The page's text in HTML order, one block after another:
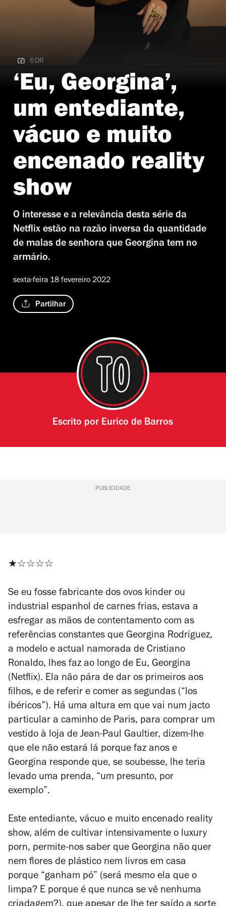
©DR | Eu, Georgina
©DR
‘Eu, Georgina’,
um entediante,
vácuo e muito
encenado reality
show
O interesse e a relevância desta série da
Netflix estão na razão inversa da quantidade
de malas de senhora que Georgina tem no
armário.
sexta-feira 18 fevereiro 2022
Partilhar
Escrito por Eurico de Barros
PUBLICIDADE
★☆☆☆☆
Se eu fosse fabricante dos ovos kinder ou
industrial espanhol de carnes frias, estava a
esfregar as mãos de contentamento com as
referências constantes que Georgina Rodríguez,
a modelo e actual namorada de Cristiano
Ronaldo, lhes faz ao longo de Eu, Georgina
(Netflix). Ela não pára de dar os primeiros aos
filhos, e de referir e comer as segundas (“los
ibéricos”). Há uma altura em que vai num jacto
particular a caminho de Paris, para comprar um
vestido à loja de Jean-Paul Gaultier, dizem-lhe
que ele não estará lá porque faz anos e
Georgina responde que, se soubesse, lhe teria
levado uma prenda, “um presunto, por
exemplo”.
Este entediante, vácuo e muito encenado reality
show, além de cultivar intensivamente o luxury
porn, permite-nos saber que Georgina não quer
nem flores de plástico nem livros em casa
porque “ganham pó” (será mesmo ela que o
limpa? E porque é que nunca se vê nenhuma